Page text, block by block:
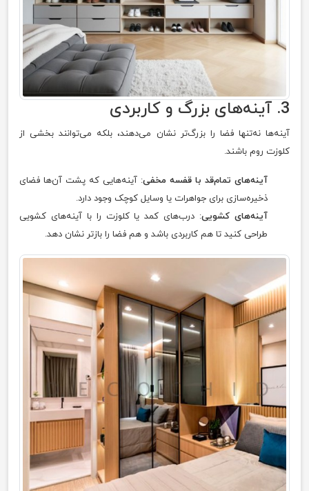
3. آینه‌های بزرگ و کاربردی
آینه‌ها نه‌تنها فضا را بزرگ‌تر نشان می‌دهند، بلکه می‌توانند بخشی از
کلوزت روم باشند.
آینه‌های تمام‌قد با قفسه مخفی: آینه‌هایی که پشت آن‌ها فضای
ذخیره‌سازی برای جواهرات یا وسایل کوچک وجود دارد.
آینه‌های کشویی: درب‌های کمد یا کلوزت را با آینه‌های کشویی
طراحی کنید تا هم کاربردی باشد و هم فضا را بازتر نشان دهد.